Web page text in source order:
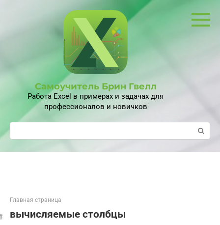
Самоучитель Брин Гвелл
Работа Excel в примерах и задачах для
профессионалов и новичков
Поиск:
Главная страница
вычисляемые столбцы